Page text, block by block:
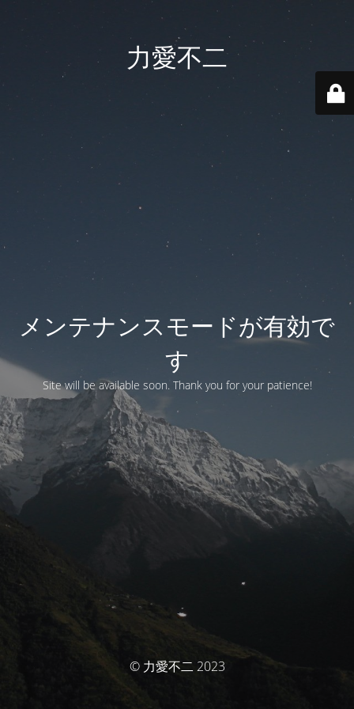
力愛不二
メンテナンスモードが有効で
す
Site will be available soon. Thank you for your patience!
© 力愛不二 2023